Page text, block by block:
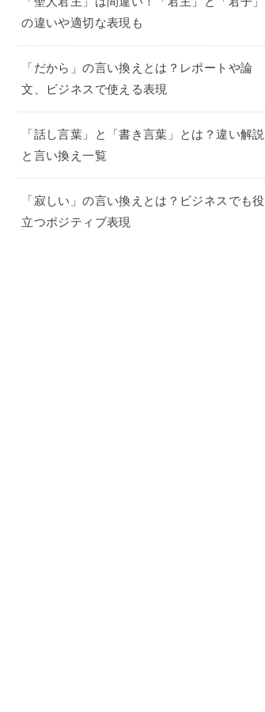
の違いや適切な表現も
「だから」の言い換えとは？レポートや論
文、ビジネスで使える表現
「話し言葉」と「書き言葉」とは？違い解説
と言い換え一覧
「寂しい」の言い換えとは？ビジネスでも役
立つポジティブ表現